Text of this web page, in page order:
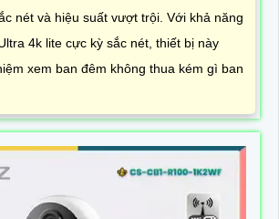
nét và hiệu suất vượt trội. Với khả năng
4k lite cực kỳ sắc nét, thiết bị này
xem ban đêm không thua kém gì ban